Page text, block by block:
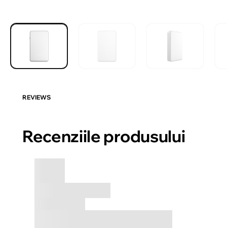
REVIEWS
Recenziile produsului